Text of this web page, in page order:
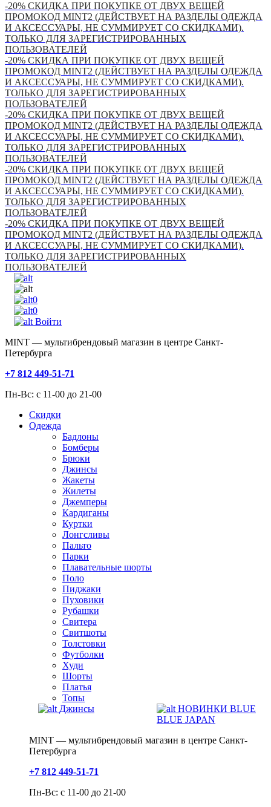
-20% СКИДКА ПРИ ПОКУПКЕ ОТ ДВУХ ВЕЩЕЙ
ПРОМОКОД MINT2 (ДЕЙСТВУЕТ НА РАЗДЕЛЫ ОДЕЖДА
И АКСЕССУАРЫ, НЕ СУММИРУЕТ СО СКИДКАМИ).
ТОЛЬКО ДЛЯ ЗАРЕГИСТРИРОВАННЫХ
ПОЛЬЗОВАТЕЛЕЙ
-20% СКИДКА ПРИ ПОКУПКЕ ОТ ДВУХ ВЕЩЕЙ
ПРОМОКОД MINT2 (ДЕЙСТВУЕТ НА РАЗДЕЛЫ ОДЕЖДА
И АКСЕССУАРЫ, НЕ СУММИРУЕТ СО СКИДКАМИ).
ТОЛЬКО ДЛЯ ЗАРЕГИСТРИРОВАННЫХ
ПОЛЬЗОВАТЕЛЕЙ
-20% СКИДКА ПРИ ПОКУПКЕ ОТ ДВУХ ВЕЩЕЙ
ПРОМОКОД MINT2 (ДЕЙСТВУЕТ НА РАЗДЕЛЫ ОДЕЖДА
И АКСЕССУАРЫ, НЕ СУММИРУЕТ СО СКИДКАМИ).
ТОЛЬКО ДЛЯ ЗАРЕГИСТРИРОВАННЫХ
ПОЛЬЗОВАТЕЛЕЙ
-20% СКИДКА ПРИ ПОКУПКЕ ОТ ДВУХ ВЕЩЕЙ
ПРОМОКОД MINT2 (ДЕЙСТВУЕТ НА РАЗДЕЛЫ ОДЕЖДА
И АКСЕССУАРЫ, НЕ СУММИРУЕТ СО СКИДКАМИ).
ТОЛЬКО ДЛЯ ЗАРЕГИСТРИРОВАННЫХ
ПОЛЬЗОВАТЕЛЕЙ
-20% СКИДКА ПРИ ПОКУПКЕ ОТ ДВУХ ВЕЩЕЙ
ПРОМОКОД MINT2 (ДЕЙСТВУЕТ НА РАЗДЕЛЫ ОДЕЖДА
И АКСЕССУАРЫ, НЕ СУММИРУЕТ СО СКИДКАМИ).
ТОЛЬКО ДЛЯ ЗАРЕГИСТРИРОВАННЫХ
ПОЛЬЗОВАТЕЛЕЙ
0
0
Войти
MINT — мультибрендовый магазин в центре Санкт-
Петербурга
+7 812 449-51-71
Пн-Вс: с 11-00 до 21-00
Скидки
Одежда
Бадлоны
Бомберы
Брюки
Джинсы
Жакеты
Жилеты
Джемперы
Кардиганы
Куртки
Лонгсливы
Пальто
Парки
Плавательные шорты
Поло
Пиджаки
Пуховики
Рубашки
Свитера
Свитшоты
Толстовки
Футболки
Худи
Шорты
Платья
Топы
Джинсы
НОВИНКИ BLUE
BLUE JAPAN
MINT — мультибрендовый магазин в центре Санкт-
Петербурга
+7 812 449-51-71
Пн-Вс: с 11-00 до 21-00